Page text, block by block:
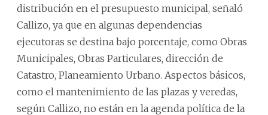
distribución en el presupuesto municipal, señaló
Callizo, ya que en algunas dependencias
ejecutoras se destina bajo porcentaje, como Obras
Municipales, Obras Particulares, dirección de
Catastro, Planeamiento Urbano. Aspectos básicos,
como el mantenimiento de las plazas y veredas,
según Callizo, no están en la agenda política de la